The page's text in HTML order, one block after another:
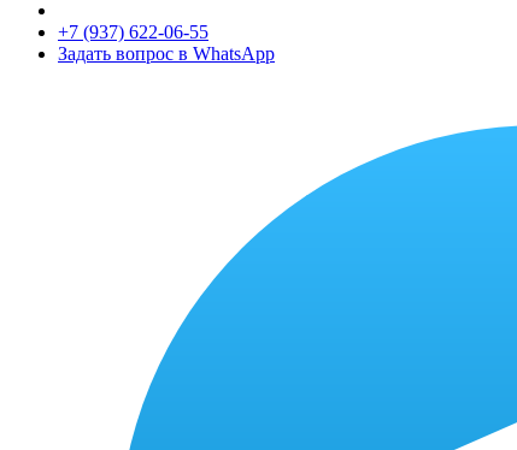
+7 (937) 622-06-55
Задать вопрос в WhatsApp